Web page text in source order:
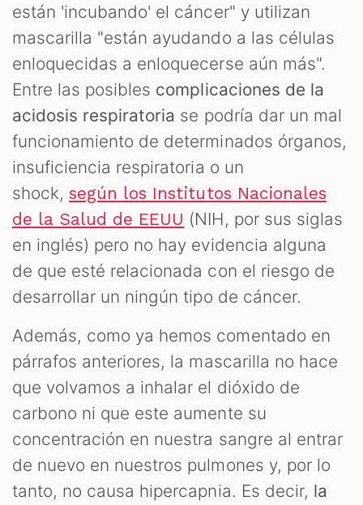
están 'incubando' el cáncer" y utilizan
mascarilla "están ayudando a las células
enloquecidas a enloquecerse aún más".
Entre las posibles complicaciones de la
acidosis respiratoria se podría dar un mal
funcionamiento de determinados órganos,
insuficiencia respiratoria o un
shock,según los Institutos Nacionales
de la Salud de EEUU (NIH, por sus siglas
en inglés) pero no hay evidencia alguna
de que esté relacionada con el riesgo de
desarrollar un ningún tipo de cáncer.
Además, como ya hemos comentado en
párrafos anteriores, la mascarilla no hace
que volvamos a inhalar el dióxido de
carbono ni que este aumente su
concentración en nuestra sangre al entrar
de nuevo en nuestros pulmones y, por lo
tanto, no causa hipercapnia. Es decir, la